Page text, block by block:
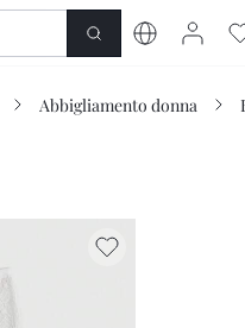
NEGOZIO
Abbigliamento donna